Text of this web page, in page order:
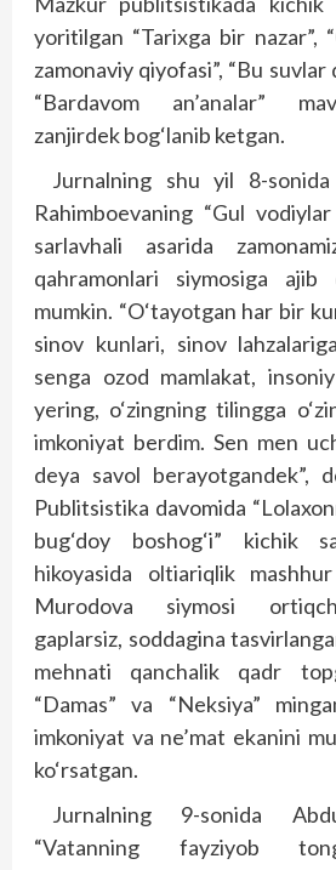
yoritilgan “Tarixga bir nazar”,
zamonaviy qiyofasi”, “Bu suvlar
“Bardavom an’analar”
zanjirdek bog‘lanib ketgan.
Jurnalning shu yil 8-
Rahimboevaning “Gul
sarlavhali asarida
qahramonlari siymosiga ajib
mumkin. “O‘tayotgan har bir
sinov kunlari, sinov
senga ozod mamlakat,
yering, o‘zingning tilingga
imkoniyat berdim. Sen men
deya savol berayotgandek”,
Publitsistika davomida
bug‘doy boshog‘i” kichik
hikoyasida oltiariqlik
Murodova siymosi
gaplarsiz, soddagina
mehnati qanchalik qadr
“Damas” va “Neksiya”
imkoniyat va ne’mat ekanini
ko‘rsatgan.
Jurnalning 9-sonida
“Vatanning fayziyob